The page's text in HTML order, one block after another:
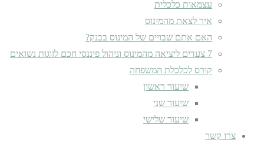
עצמאות כלכלית
איך לצאת מהמינוס
האם אתם שבויים של המינוס בבנק?
7 צעדים ליציאה מהמינוס וניהול פיננסי חכם לזוגות נשואים
קורס לכלכלת המשפחה
שיעור ראשון
שיעור שני
שיעור שלישי
צרו קשר